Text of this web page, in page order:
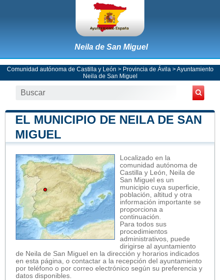
Neila de San Miguel
Comunidad autónoma de Castilla y León > Provincia de Ávila >Ayuntamiento
Neila de San Miguel
EL MUNICIPIO DE NEILA DE SAN
MIGUEL
Localizado en la
comunidad autónoma de
Castilla y León, Neila de
San Miguel es un
municipio cuya superficie,
población, altitud y otra
información importante se
proporciona a
continuación.
Para todos sus
procedimientos
administrativos, puede
dirigirse al ayuntamiento
de Neila de San Miguel en la dirección y horarios indicados
en esta página, o contactar a la recepción del ayuntamiento
por teléfono o por correo electrónico según su preferencia y
datos disponibles.